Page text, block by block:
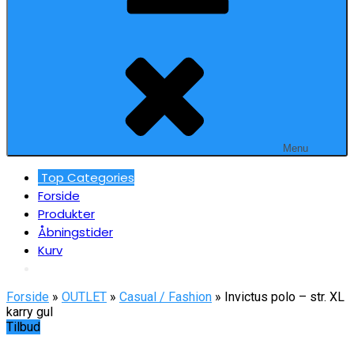
Menu
Top Categories
Forside
Produkter
Åbningstider
Kurv
Forside » OUTLET » Casual / Fashion » Invictus polo – str. XL
karry gul
Tilbud